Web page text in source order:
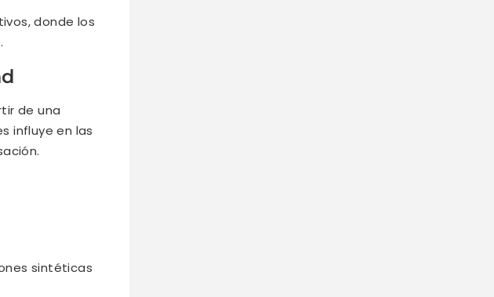
donde los
de una
influye en las
sintéticas